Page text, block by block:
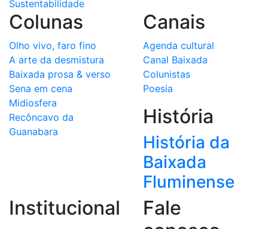
Sustentabilidade
Colunas
Olho vivo, faro fino
A arte da desmistura
Baixada prosa & verso
Sena em cena
Midiosfera
Recôncavo da
Guanabara
Canais
Agenda cultural
Canal Baixada
Colunistas
Poesia
História
História da
Baixada
Fluminense
Institucional
Fale